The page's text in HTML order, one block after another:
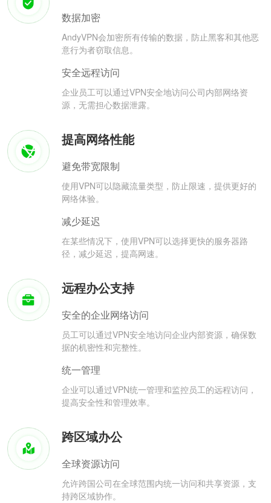
数据加密
AndyVPN会加密所有传输的数据，防止黑客和其他恶
意行为者窃取信息。
安全远程访问
企业员工可以通过VPN安全地访问公司内部网络资
源，无需担心数据泄露。
提高网络性能
避免带宽限制
使用VPN可以隐藏流量类型，防止限速，提供更好的
网络体验。
减少延迟
在某些情况下，使用VPN可以选择更快的服务器路
径，减少延迟，提高网速。
远程办公支持
安全的企业网络访问
员工可以通过VPN安全地访问企业内部资源，确保数
据的机密性和完整性。
统一管理
企业可以通过VPN统一管理和监控员工的远程访问，
提高安全性和管理效率。
跨区域办公
全球资源访问
允许跨国公司在全球范围内统一访问和共享资源，支
持跨区域协作。